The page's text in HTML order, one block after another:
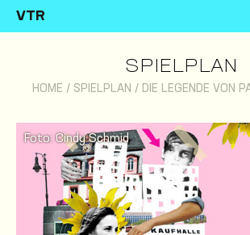
VTR
SPIELPLAN
HOME / SPIELPLAN / DIE LEGENDE VON
Foto: Cindy Schmid